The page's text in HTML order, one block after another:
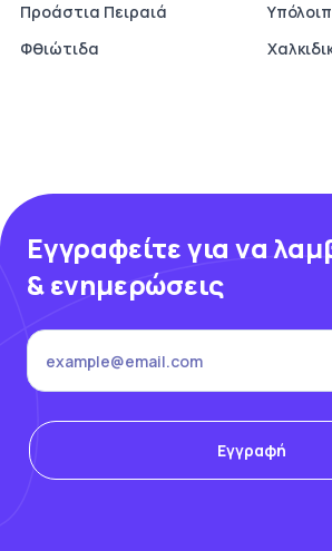
Προάστια Πειραιά
Φθιώτιδα
Εγγραφείτε για να
& ενημερώσεις